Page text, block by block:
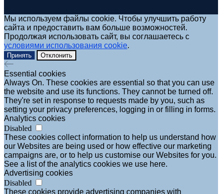
Мы используем файлы cookie. Чтобы улучшить работу
сайта и предоставить вам больше возможностей.
Продолжая использовать сайт, вы соглашаетесь с
условиями использования cookie.
Принять Отклонить
Essential cookies
Always On. These cookies are essential so that you can use
the website and use its functions. They cannot be turned off.
They're set in response to requests made by you, such as
setting your privacy preferences, logging in or filling in forms.
Analytics cookies
Disabled
These cookies collect information to help us understand how
our Websites are being used or how effective our marketing
campaigns are, or to help us customise our Websites for you.
See a list of the analytics cookies we use here.
Advertising cookies
Disabled
These cookies provide advertising companies with